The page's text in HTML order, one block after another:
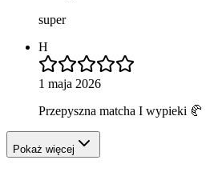
super
H
1 maja 2026
Przepyszna matcha I wypieki 🥐
Pokaż więcej